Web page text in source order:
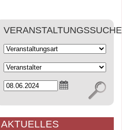
VERANSTALTUNGSSUCHE
AKTUELLES